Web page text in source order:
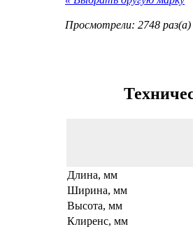
Просмотрели: 2748 раз(а)
Длина, мм
Ширина, мм
Высота, мм
Клиренс, мм